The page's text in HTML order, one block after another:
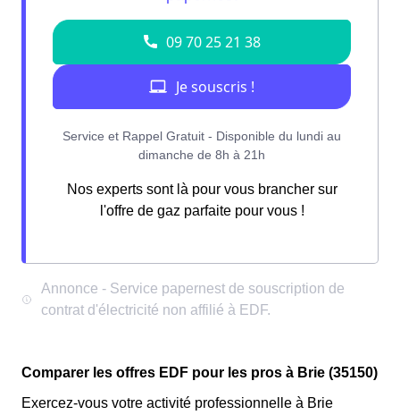
Nos experts sont là pour vous brancher sur
l'offre de gaz parfaite pour vous !
Comparer les offres EDF pour les pros à Brie (35150)
Exercez-vous votre activité professionnelle à Brie